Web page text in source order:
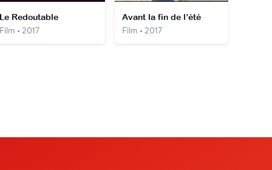
Redoutable
• 2017
Avant la fin de l’été
Film • 2017